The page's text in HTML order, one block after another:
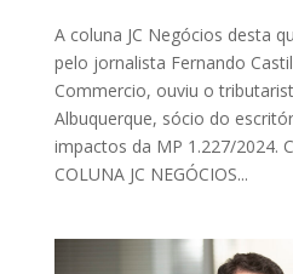
A coluna JC Negócios desta
pelo jornalista Fernando
Commercio, ouviu o
Albuquerque, sócio do
impactos da MP 1.227/2024.
COLUNA JC NEGÓCIOS...